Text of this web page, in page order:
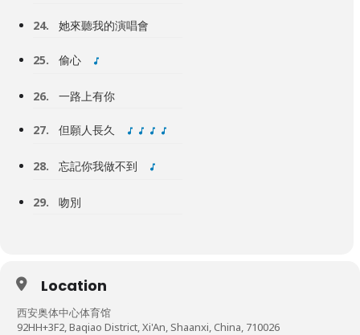
24. 她來聽我的演唱會
25. 偷心
26. 一路上有你
27. 但願人長久
28. 忘記你我做不到
29. 吻別
Location
西安奥体中心体育馆
92HH+3F2, Baqiao District, Xi'An, Shaanxi, China, 710026